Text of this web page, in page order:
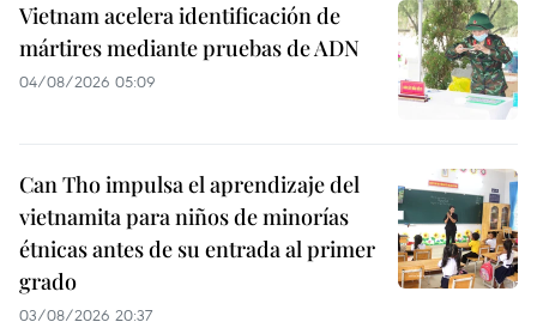
Vietnam acelera identificación de
mártires mediante pruebas de ADN
04/08/2026 05:09
Can Tho impulsa el aprendizaje del
vietnamita para niños de minorías
étnicas antes de su entrada al primer
grado
03/08/2026 20:37